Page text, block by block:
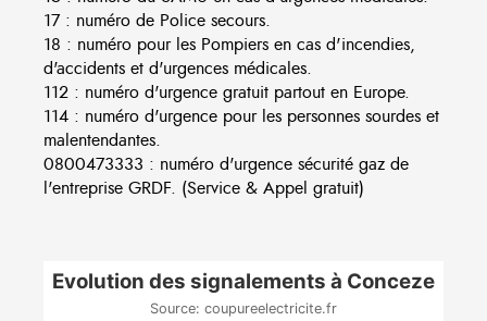
17 : numéro de Police secours.
18 : numéro pour les Pompiers en cas d'incendies,
d'accidents et d'urgences médicales.
112 : numéro d'urgence gratuit partout en Europe.
114 : numéro d'urgence pour les personnes sourdes et
malentendantes.
0800473333 : numéro d'urgence sécurité gaz de
l'entreprise GRDF. (Service & Appel gratuit)
Evolution des signalements à Conceze
Source: coupureelectricite.fr